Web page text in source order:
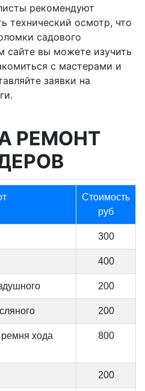
рекомендуют
технический осмотр, что
садового
сайте вы можете изучить
с мастерами и
заявки на
РЕМОНТ
Стоимость
руб
300
400
200
200
хода
800
200